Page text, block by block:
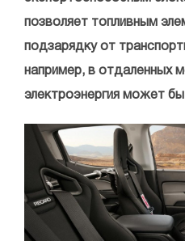
позволяет топливным
подзарядку от
например, в отдаленных
электроэнергия может